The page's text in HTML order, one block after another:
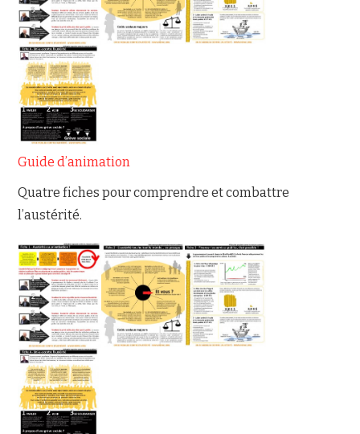
Guide d’animation
Quatre fiches pour comprendre et combattre
l’austérité.